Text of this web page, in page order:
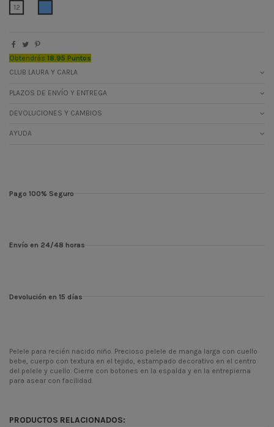
12
Obtendrás 18.95 Puntos
CLUB LAURA Y CARLA
PLAZOS DE ENVÍO Y ENTREGA
DEVOLUCIONES Y CAMBIOS
AYUDA
Pago 100% Seguro
Envío en 24/48 horas
Devolución en 15 días
Pelele para recién nacido niño. Precioso pelele de manga larga con cuello
bebe, cuerpo con textura en el tejido, estampado decorativo en el centro
del pelele y cuello. Cierre con botones en la espalda y en la entrepierna
para asear con facilidad.
Codigo
PRODUCTOS RELACIONADOS: